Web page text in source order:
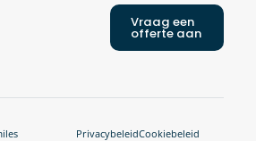
Vraag een
offerte aan
PrivacybeleidCookiebeleid